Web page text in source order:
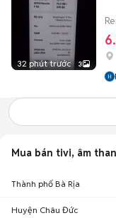
32 phút trước 3
Mua bán tivi, âm
Thành phố Bà Rịa
Huyện Châu Đức